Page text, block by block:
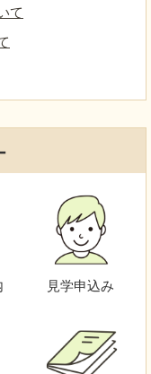
て
見学申込み